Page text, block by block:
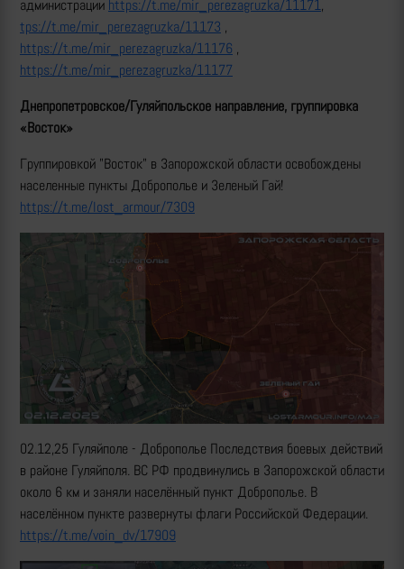
администрации https://t.me/mir_perezagruzka/11171,
tps://t.me/mir_perezagruzka/11173 ,
https://t.me/mir_perezagruzka/11176 ,
https://t.me/mir_perezagruzka/11177
Днепропетровское/Гуляйпольское направление, группировка
«Восток»
Группировкой "Восток" в Запорожской области освобождены
населенные пункты Доброполье и Зеленый Гай!
https://t.me/lost_armour/7309
02.12,25 Гуляйполе - Доброполье Последствия боевых действий
в районе Гуляйполя. ВС РФ продвинулись в Запорожской области
около 6 км и заняли населённый пункт Доброполье. В
населённом пункте развернуты флаги Российской Федерации.
https://t.me/voin_dv/17909